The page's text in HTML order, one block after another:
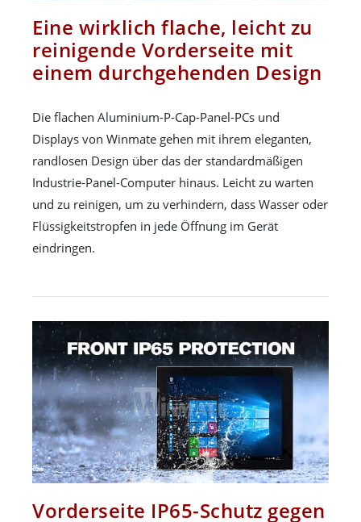
Eine wirklich flache, leicht zu
reinigende Vorderseite mit
einem durchgehenden Design
Die flachen Aluminium-P-Cap-Panel-PCs und
Displays von Winmate gehen mit ihrem eleganten,
randlosen Design über das der standardmäßigen
Industrie-Panel-Computer hinaus. Leicht zu warten
und zu reinigen, um zu verhindern, dass Wasser oder
Flüssigkeitstropfen in jede Öffnung im Gerät
eindringen.
Vorderseite IP65-Schutz gegen